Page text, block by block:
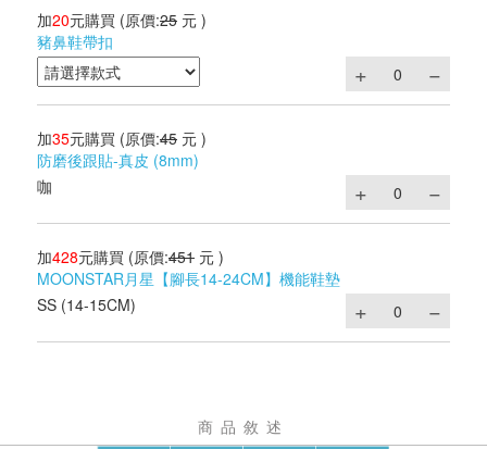
加20元購買 (原價:25 元 )
豬鼻鞋帶扣
加35元購買 (原價:45 元 )
防磨後跟貼-真皮 (8mm)
咖
加428元購買 (原價:451 元 )
MOONSTAR月星【腳長14-24CM】機能鞋墊
SS (14-15CM)
商品敘述